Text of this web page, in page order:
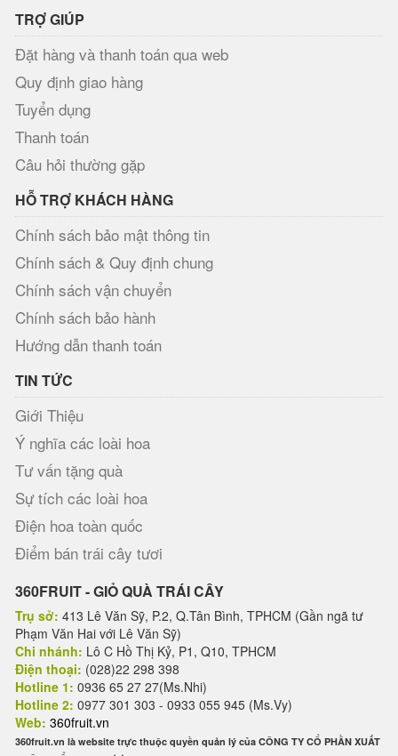
TRỢ GIÚP
Đặt hàng và thanh toán qua web
Quy định giao hàng
Tuyển dụng
Thanh toán
Câu hỏi thường gặp
HỖ TRỢ KHÁCH HÀNG
Chính sách bảo mật thông tin
Chính sách & Quy định chung
Chính sách vận chuyển
Chính sách bảo hành
Hướng dẫn thanh toán
TIN TỨC
Giới Thiệu
Ý nghĩa các loài hoa
Tư vấn tặng quà
Sự tích các loài hoa
Điện hoa toàn quốc
Điểm bán trái cây tươi
360FRUIT - GIỎ QUÀ TRÁI CÂY
Trụ sở: 413 Lê Văn Sỹ, P.2, Q.Tân Bình, TPHCM (Gần ngã tư
Phạm Văn Hai với Lê Văn Sỹ)
Chi nhánh: Lô C Hồ Thị Kỷ, P1, Q10, TPHCM
Điện thoại: (028)22 298 398
Hotline 1: 0936 65 27 27(Ms.Nhi)
Hotline 2: 0977 301 303 - 0933 055 945 (Ms.Vy)
Web: 360fruit.vn
360fruit.vn là website trực thuộc quyền quản lý của CÔNG TY CỔ PHẦN XUẤT